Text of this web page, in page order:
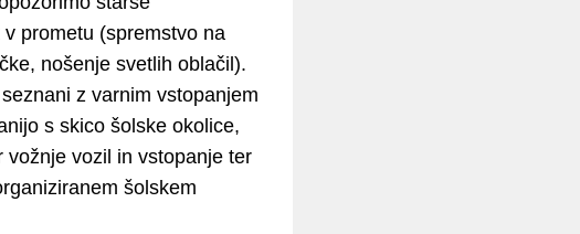
prometu (spremstvo na
nošenje svetlih oblačil).
z varnim vstopanjem
s skico šolske okolice,
vožnje vozil in vstopanje ter
šolskem